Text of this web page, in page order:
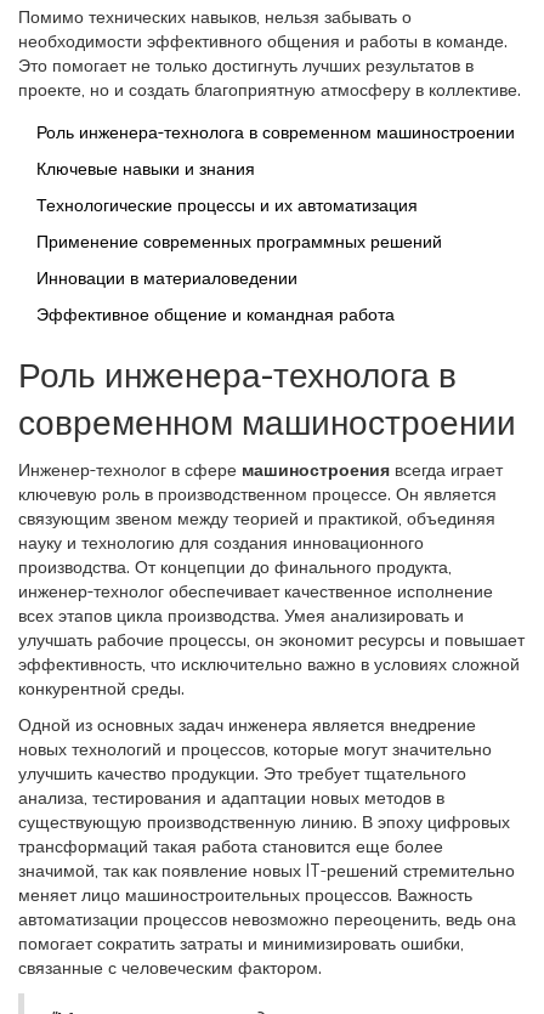
Помимо технических навыков, нельзя забывать о
необходимости эффективного общения и работы в команде.
Это помогает не только достигнуть лучших результатов в
проекте, но и создать благоприятную атмосферу в коллективе.
Роль инженера-технолога в современном машиностроении
Ключевые навыки и знания
Технологические процессы и их автоматизация
Применение современных программных решений
Инновации в материаловедении
Эффективное общение и командная работа
Роль инженера-технолога в
современном машиностроении
Инженер-технолог в сфере машиностроения всегда играет
ключевую роль в производственном процессе. Он является
связующим звеном между теорией и практикой, объединяя
науку и технологию для создания инновационного
производства. От концепции до финального продукта,
инженер-технолог обеспечивает качественное исполнение
всех этапов цикла производства. Умея анализировать и
улучшать рабочие процессы, он экономит ресурсы и повышает
эффективность, что исключительно важно в условиях сложной
конкурентной среды.
Одной из основных задач инженера является внедрение
новых технологий и процессов, которые могут значительно
улучшить качество продукции. Это требует тщательного
анализа, тестирования и адаптации новых методов в
существующую производственную линию. В эпоху цифровых
трансформаций такая работа становится еще более
значимой, так как появление новых IT-решений стремительно
меняет лицо машиностроительных процессов. Важность
автоматизации процессов невозможно переоценить, ведь она
помогает сократить затраты и минимизировать ошибки,
связанные с человеческим фактором.